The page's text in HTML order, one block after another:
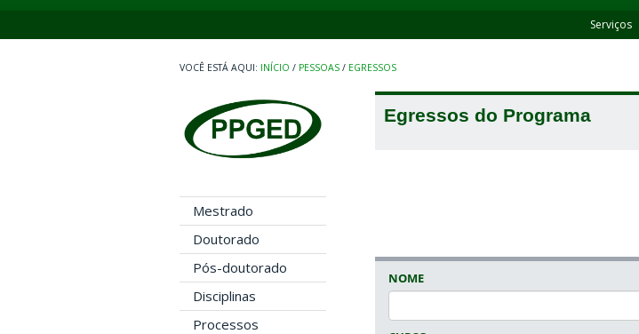
Serviços
INÍCIO / PESSOAS / EGRESSOS
Mestrado
Doutorado
Pós-doutorado
Disciplinas
Processos
Egressos do Programa
NOME